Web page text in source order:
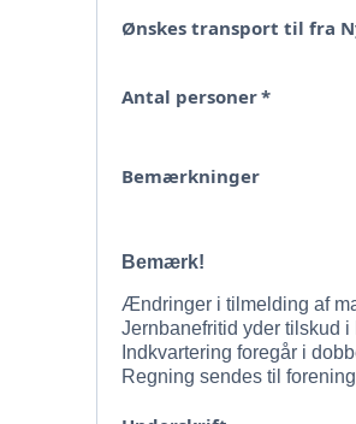
Ønskes transport til fra
Antal personer*
Bemærkninger
Bemærk!
Ændringer i tilmelding af
Jernbanefritid yder tilskud
Indkvartering foregår i
Regning sendes til